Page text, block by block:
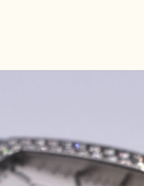
たい！」という方へ｜当日対応できる理由